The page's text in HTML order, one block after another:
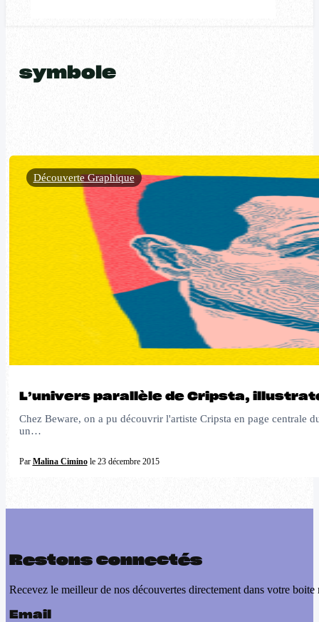
symbole
L’univers parallèle de Cripsta,
Chez Beware, on a pu découvrir l'artiste Cripsta en page centrale
un…
Par Malina Ciminole 23 décembre 2015
Découverte Graphique
Restons connectés
Recevez le meilleur de nos découvertes directement dans votre boite
Email